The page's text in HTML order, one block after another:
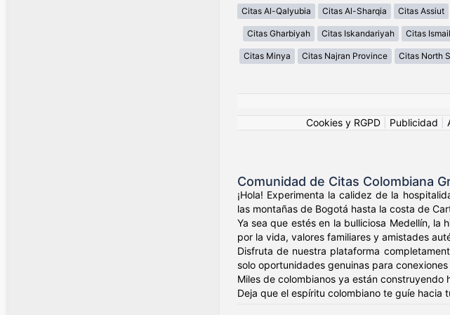
Citas Al-Qalyubia Citas Al-Sharqia Citas Assiut
Citas Gharbiyah Citas Iskandariyah Citas
Citas Minya Citas Najran Province Citas North
Cookies y RGPD
Publicidad
Comunidad de Citas Colombiana
¡Hola! Experimenta la calidez de la
las montañas de Bogotá hasta la costa de
Ya sea que estés en la bulliciosa Medellín,
por la vida, valores familiares y amistades
Disfruta de nuestra plataforma
solo oportunidades genuinas para
Miles de colombianos ya están
Deja que el espíritu colombiano te guíe hacia